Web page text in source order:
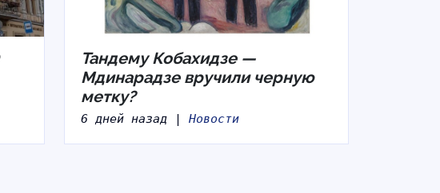
Тандему Кобахидзе —
Мдинарадзе вручили черную
метку?
6 дней назад | Новости